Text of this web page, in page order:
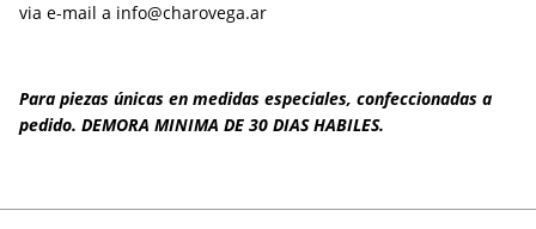
via e-mail a info@charovega.ar
Para piezas únicas en medidas especiales, confeccionadas a
pedido. DEMORA MINIMA DE 30 DIAS HABILES.